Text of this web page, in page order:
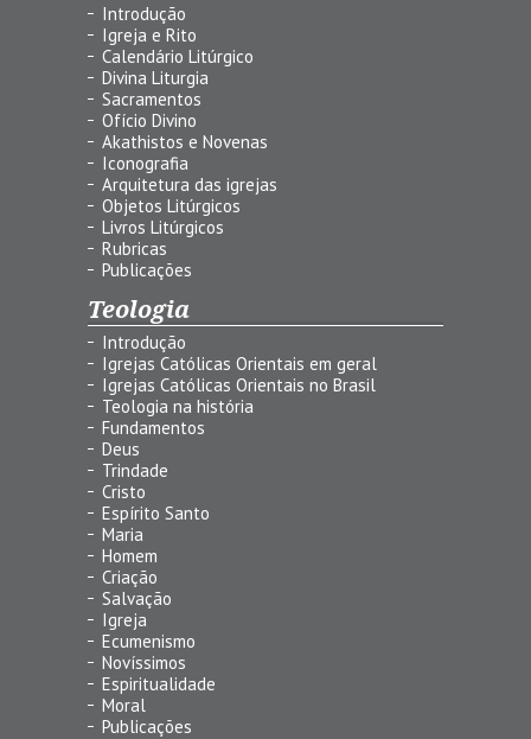
Introdução
Igreja e Rito
Calendário Litúrgico
Divina Liturgia
Sacramentos
Ofício Divino
Akathistos e Novenas
Iconografia
Arquitetura das igrejas
Objetos Litúrgicos
Livros Litúrgicos
Rubricas
Publicações
Teologia
Introdução
Igrejas Católicas Orientais em geral
Igrejas Católicas Orientais no Brasil
Teologia na história
Fundamentos
Deus
Trindade
Cristo
Espírito Santo
Maria
Homem
Criação
Salvação
Igreja
Ecumenismo
Novíssimos
Espiritualidade
Moral
Publicações